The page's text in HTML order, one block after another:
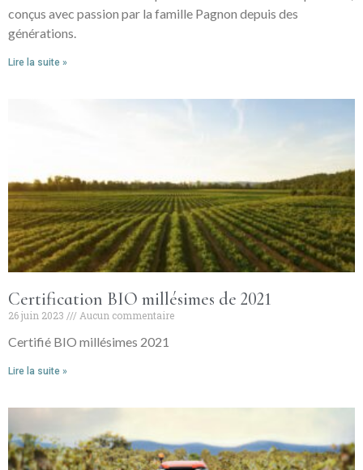
conçus avec passion par la famille Pagnon depuis des
générations.
Lire la suite »
Certification BIO millésimes de 2021
26 juin 2023 Aucun commentaire
Certifié BIO millésimes 2021
Lire la suite »